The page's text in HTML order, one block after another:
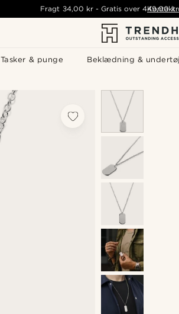
Tasker & punge Beklædning & undertøj
Fragt 34,00 kr- Gratis over 449,00 kr
Kontakt